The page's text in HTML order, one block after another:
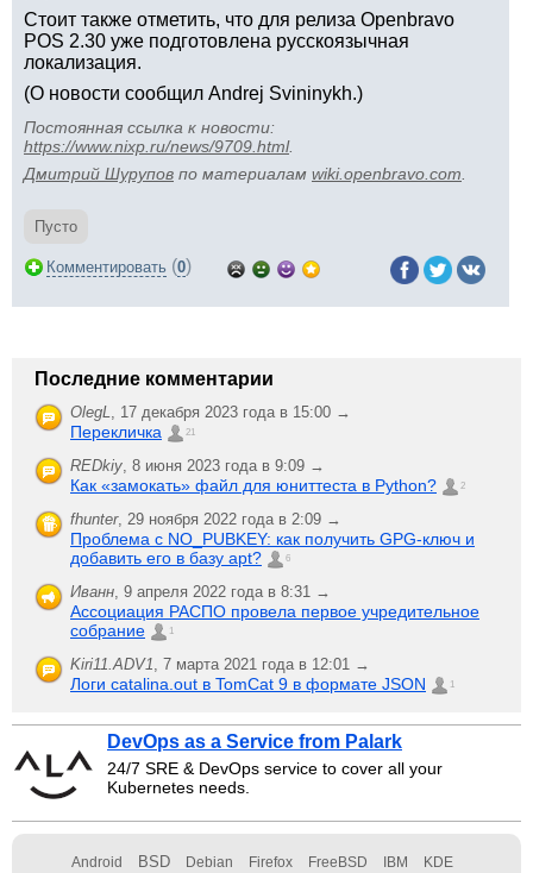
Стоит также отметить, что для релиза Openbravo
POS 2.30 уже подготовлена русскоязычная
локализация.
(О новости сообщил Andrej Svininykh.)
Постоянная ссылка к новости:
https://www.nixp.ru/news/9709.html.
Дмитрий Шурупов по материалам wiki.openbravo.com
Пусто
Комментировать (0)
Последние комментарии
OlegL, 17 декабря 2023 года в 15:00 →
Перекличка 21
REDkiy, 8 июня 2023 года в 9:09 →
Как «замокать» файл для юниттеста в Python? 2
fhunter, 29 ноября 2022 года в 2:09 →
Проблема с NO_PUBKEY: как получить GPG-ключ и
добавить его в базу apt?
6
Иванн, 9 апреля 2022 года в 8:31 →
Ассоциация РАСПО провела первое учредительное
собрание
1
Kiri11.ADV1, 7 марта 2021 года в 12:01 →
Логи catalina.out в TomCat 9 в формате JSON 1
DevOps as a Service from Palark
24/7 SRE & DevOps service to cover all your
Kubernetes needs.
Android BSD Debian Firefox FreeBSD IBM KDE